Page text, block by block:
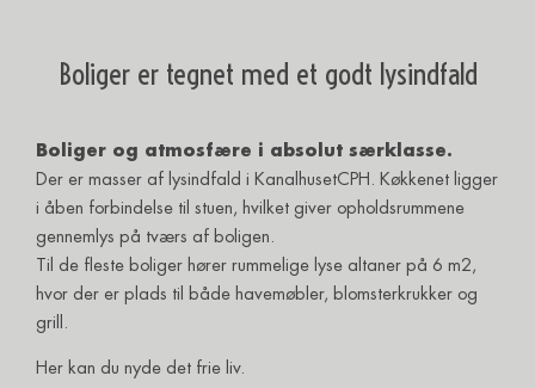
Boliger er tegnet med et godt lysindfald
Boliger og atmosfære i absolut særklasse.
Der er masser af lysindfald i KanalhusetCPH. Køkkenet ligger
i åben forbindelse til stuen, hvilket giver opholdsrummene
gennemlys på tværs af boligen.
Til de fleste boliger hører rummelige lyse altaner på 6 m2,
hvor der er plads til både havemøbler, blomsterkrukker og
grill.
Her kan du nyde det frie liv.